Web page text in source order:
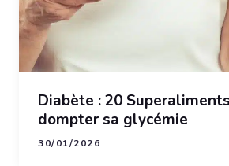
Diabète : 20
dompter sa glycémie
30/01/2026